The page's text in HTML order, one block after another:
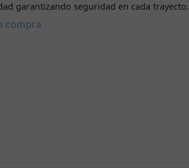
garantizando seguridad en cada trayecto.
compra